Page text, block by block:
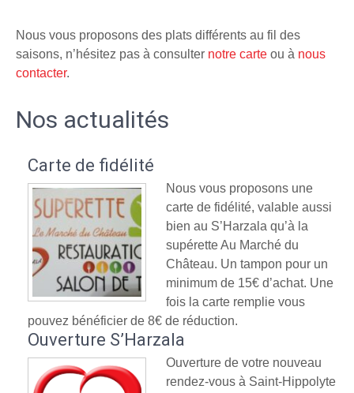
Nous vous proposons des plats différents au fil des
saisons, n’hésitez pas à consulter notre carte ou à nous
contacter.
Nos actualités
Carte de fidélité
Nous vous proposons une
carte de fidélité, valable aussi
bien au S’Harzala qu’à la
supérette Au Marché du
Château. Un tampon pour un
minimum de 15€ d’achat. Une
fois la carte remplie vous
pouvez bénéficier de 8€ de réduction.
Ouverture S’Harzala
Ouverture de votre nouveau
rendez-vous à Saint-Hippolyte